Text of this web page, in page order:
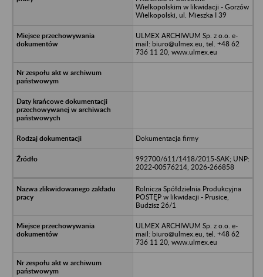
Wielkopolskim w likwidacji - Gorzów
Wielkopolski, ul. Mieszka I 39
ULMEX ARCHIWUM Sp. z o.o. e-
mail: biuro@ulmex.eu, tel. +48 62
736 11 20, www.ulmex.eu
Dokumentacja firmy
992700/611/1418/2015-SAK; UNP:
2022-00576214, 2026-266858
Rolnicza Spółdzielnia Produkcyjna
POSTĘP w likwidacji - Prusice,
Budzisz 26/1
ULMEX ARCHIWUM Sp. z o.o. e-
mail: biuro@ulmex.eu, tel. +48 62
736 11 20, www.ulmex.eu